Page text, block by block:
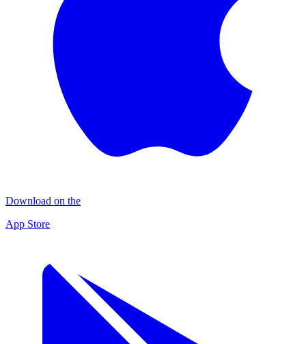
Download on the
App Store